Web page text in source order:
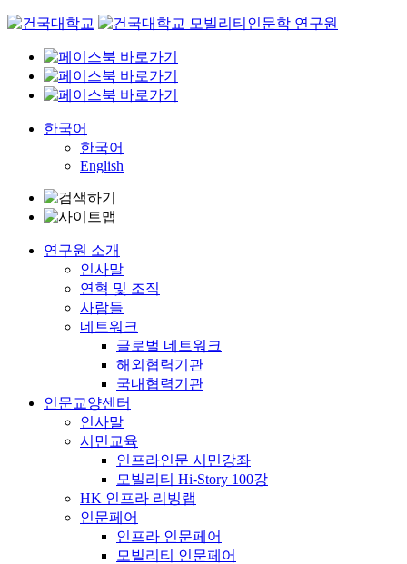
Skip
content
한국어
한국어
English
연구원 소개
인사말
연혁 및 조직
사람들
네트워크
글로벌 네트워크
해외협력기관
국내협력기관
인문교양센터
인사말
시민교육
인프라인문 시민강좌
모빌리티 Hi-Story 100강
HK 인프라 리빙랩
인문페어
인프라 인문페어
모빌리티 인문페어